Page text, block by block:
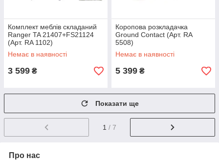
Комплект меблів складаний
Ranger TA 21407+FS21124
(Арт. RA 1102)
Немає в наявності
3 599 ₴
Коропова розкладачка
Ground Contact (Арт. RA
5508)
Немає в наявності
5 399 ₴
Показати ще
1 / 7
Про нас